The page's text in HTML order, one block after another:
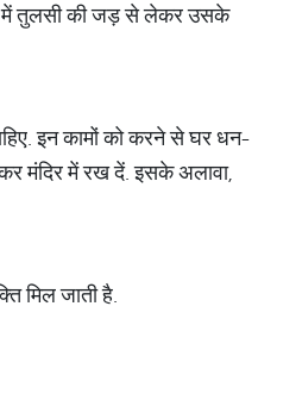
में तुलसी की जड़ से लेकर उसके
इन कामों को करने से घर धन-
मंदिर में रख दें. इसके अलावा,
मिल जाती है.